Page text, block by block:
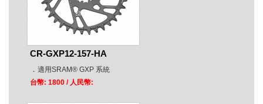
CR-GXP12-157-HA
． 適用SRAM® GXP 系統
台幣: 1800 / 人民幣: